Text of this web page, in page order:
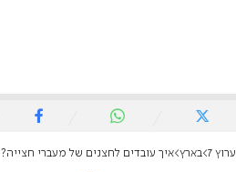
ערוץ 7 בארץ איך עובדים לחצנים של מעברי חצייה?